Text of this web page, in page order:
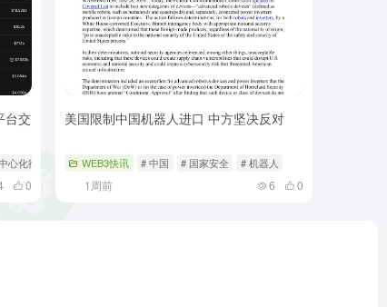
台交
心化衍生品交易
0
美国限制中国机器人进口 中方坚决反对
WEB3快讯 # 中国 # 国家安全 # 机器人
1周前 6 0